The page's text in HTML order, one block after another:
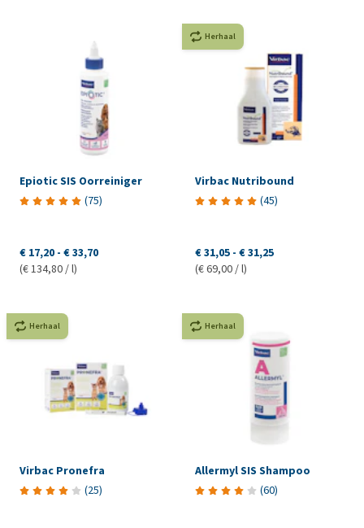
Epiotic SIS Oorreiniger
(75)
€ 17,20 - € 33,70
(€ 134,80 / l)
Herhaal
Virbac Nutribound
(45)
€ 31,05 - € 31,25
(€ 69,00 / l)
Herhaal
Virbac Pronefra
(25)
Herhaal
Allermyl SIS Shampoo
(60)